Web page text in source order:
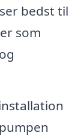
bedst til
som